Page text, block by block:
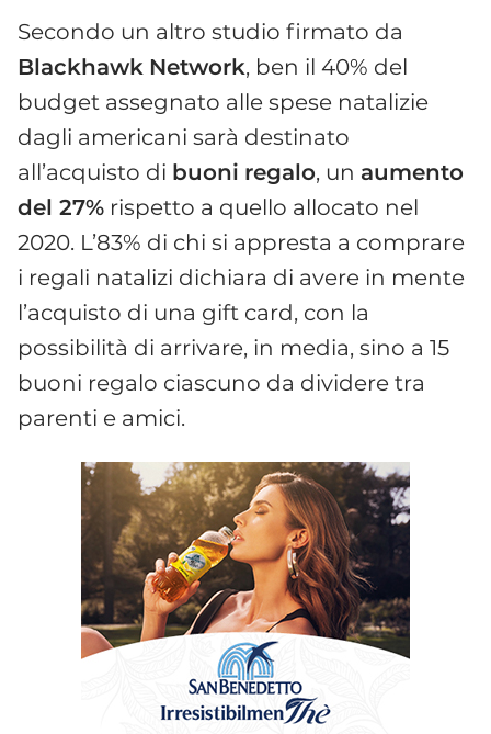
Secondo un altro studio firmato da
Blackhawk Network, ben il 40% del
budget assegnato alle spese natalizie
dagli americani sarà destinato
all’acquisto di buoni regalo, un aumento
del 27% rispetto a quello allocato nel
2020. L’83% di chi si appresta a comprare
i regali natalizi dichiara di avere in mente
l’acquisto di una gift card, con la
possibilità di arrivare, in media, sino a 15
buoni regalo ciascuno da dividere tra
parenti e amici.